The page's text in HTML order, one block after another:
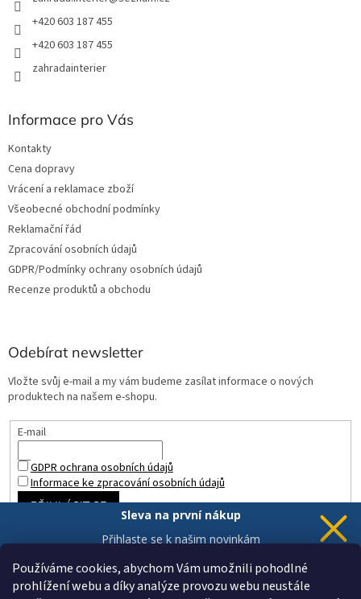
Používáme cookies, abychom Vám umožnili pohodlné
prohlížení webu a díky analýze provozu webu neustále
+420 603 187 455
+420 603 187 455
zahradainterier
Informace pro Vás
Kontakty
Cena dopravy
Vrácení a reklamace zboží
Všeobecné obchodní podmínky
Reklamační řád
Zpracování osobních údajů
GDPR/Podmínky ochrany osobních údajů
Recenze produktů a obchodu
Odebírat newsletter
Vložte svůj e-mail a my vám budeme zasílat informace o nových
produktech na našem e-shopu.
E-mail
GDPR ochrana osobních údajů
Informace ke zpracování osobních údajů
PŘIHLÁSIT SE
Sleva na první nákup
Přihlaste se k našim novinkám